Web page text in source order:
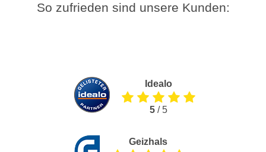
So zufrieden sind unsere Kunden:
Idealo
5/ 5
Geizhals